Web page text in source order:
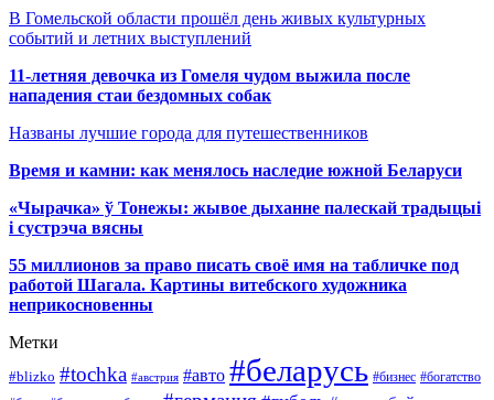
В Гомельской области прошёл день живых культурных
событий и летних выступлений
11-летняя девочка из Гомеля чудом выжила после
нападения стаи бездомных собак
Названы лучшие города для путешественников
Время и камни: как менялось наследие южной Беларуси
«Чырачка» ў Тонежы: жывое дыханне палескай традыцыі
і сустрэча вясны
55 миллионов за право писать своё имя на табличке под
работой Шагала. Картины витебского художника
неприкосновенны
Метки
#blizko #tochka #австрия #авто #беларусь #бизнес #богатство